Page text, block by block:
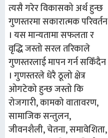
त्यसै गरेर विकासको अर्थ हुन्छ
गुणस्तरमा सकारात्मक परिवर्तन
। यस मान्यतामा सफलता र
वृद्धि जस्तो सरल तरिकाले
गुणस्तरलाई मापन गर्न सकिँदैन
। गुणस्तरले धेरै ठूलो क्षेत्र
ओगटेको हुन्छ जस्तो कि
रोजगारी, कामको वातावरण,
सामाजिक सन्तुलन,
जीवनशैली, चेतना, समावेशिता,